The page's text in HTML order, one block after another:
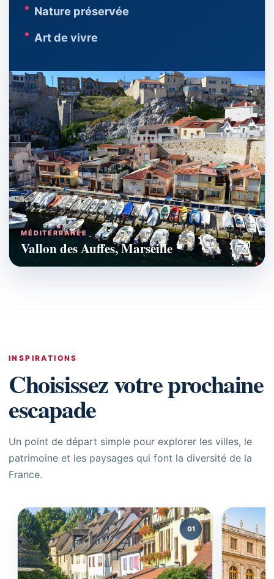
Nature préservée
Art de vivre
MÉDITERRANÉE
Vallon des Auffes, Marseille ↗
INSPIRATIONS
Choisissez votre prochaine
escapade
Un point de départ simple pour explorer les villes, le
patrimoine et les paysages qui font la diversité de la
France.
01